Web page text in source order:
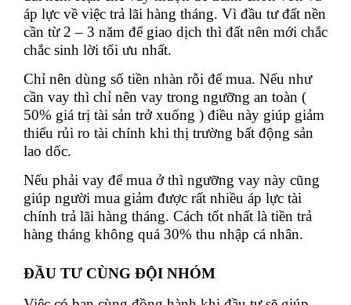
áp lực về việc trả lãi hàng tháng. Vì đầu tư đất nền
cần từ 2 – 3 năm để giao dịch thì đất nên mới chắc
chắc sinh lời tối ưu nhất.
Chỉ nên dùng số tiền nhàn rỗi để mua. Nếu như
cần vay thì chỉ nên vay trong ngưỡng an toàn (
50% giá trị tài sản trở xuống ) điều này giúp giảm
thiểu rủi ro tài chính khi thị trường bất động sản
lao dốc.
Nếu phải vay để mua ở thì ngưỡng vay này cũng
giúp người mua giảm được rất nhiều áp lực tài
chính trả lãi hàng tháng. Cách tốt nhất là tiền trả
hàng tháng không quá 30% thu nhập cá nhân.
ĐẦU TƯ CÙNG ĐỘI NHÓM